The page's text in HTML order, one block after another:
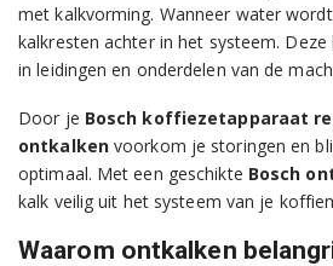
met kalkvorming. Wanneer water
kalkresten achter in het systeem. Deze
in leidingen en onderdelen van de
Door je Bosch koffiezetapparaat
ontkalkenvoorkom je storingen en
optimaal. Met een geschikte Bosch
kalk veilig uit het systeem van je
Waarom ontkalken